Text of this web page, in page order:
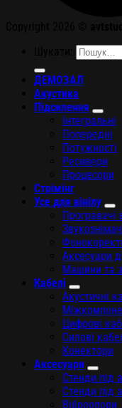
ДЕМОЗАЛ
Акустика
Підсилення
Інтегральні
Попередні
Потужності
Ресивери
Процесори
Стрімінг
Усе для вінілу
Програвачі
Аксесуари
Машини та
Кабелі
Акустичні
Цифрові
Силові
Конектори
Аксесуари
Стенди під
Стенди під
Віброопори